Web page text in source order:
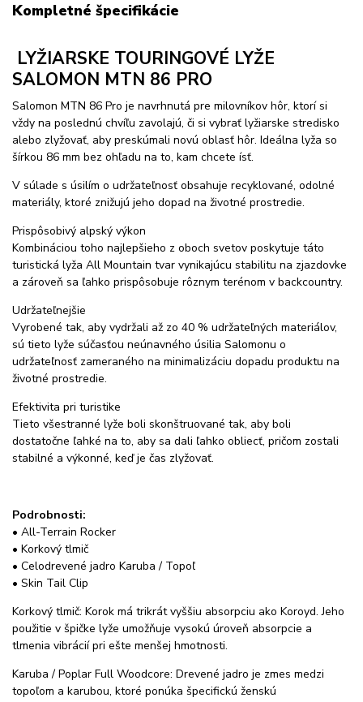
Kompletné špecifikácie
LYŽIARSKE TOURINGOVÉ LYŽE
SALOMON MTN 86 PRO
Salomon MTN 86 Pro je navrhnutá pre milovníkov hôr, ktorí si
vždy na poslednú chvíľu zavolajú, či si vybrať lyžiarske stredisko
alebo zlyžovať, aby preskúmali novú oblasť hôr. Ideálna lyža so
šírkou 86 mm bez ohľadu na to, kam chcete ísť.
V súlade s úsilím o udržateľnosť obsahuje recyklované, odolné
materiály, ktoré znižujú jeho dopad na životné prostredie.
Prispôsobivý alpský výkon
Kombináciou toho najlepšieho z oboch svetov poskytuje táto
turistická lyža All Mountain tvar vynikajúcu stabilitu na zjazdovke
a zároveň sa ľahko prispôsobuje rôznym terénom v backcountry.
Udržateľnejšie
Vyrobené tak, aby vydržali až zo 40 % udržateľných materiálov,
sú tieto lyže súčasťou neúnavného úsilia Salomonu o
udržateľnosť zameraného na minimalizáciu dopadu produktu na
životné prostredie.
Efektivita pri turistike
Tieto všestranné lyže boli skonštruované tak, aby boli
dostatočne ľahké na to, aby sa dali ľahko obliecť, pričom zostali
stabilné a výkonné, keď je čas zlyžovať.
Podrobnosti:
• All-Terrain Rocker
• Korkový tlmič
• Celodrevené jadro Karuba / Topoľ
• Skin Tail Clip
Korkový tlmič: Korok má trikrát vyššiu absorpciu ako Koroyd. Jeho
použitie v špičke lyže umožňuje vysokú úroveň absorpcie a
tlmenia vibrácií pri ešte menšej hmotnosti.
Karuba / Poplar Full Woodcore: Drevené jadro je zmes medzi
topoľom a karubou, ktoré ponúka špecifickú ženskú